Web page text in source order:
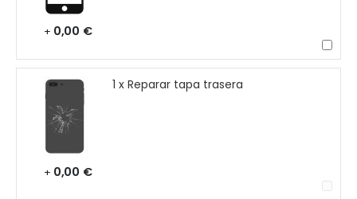
+ 0,00 €
1 x Reparar tapa trasera
+ 0,00 €